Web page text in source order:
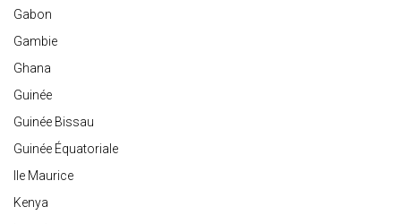
Gabon
Gambie
Ghana
Guinée
Guinée Bissau
Guinée Équatoriale
Ile Maurice
Kenya